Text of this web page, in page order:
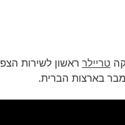
טריילרראשון לשירות
בארצות הברית.